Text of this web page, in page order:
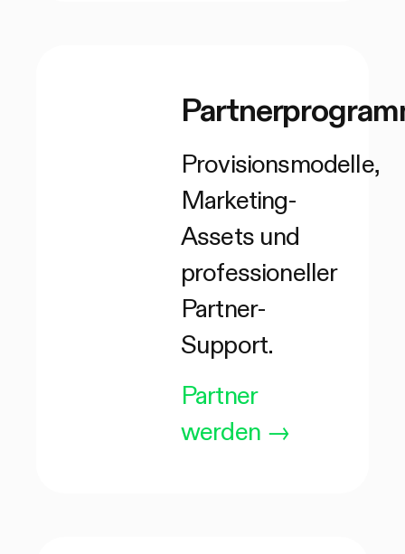
Provisionsmodelle,
Marketing-
Assets und
professioneller
Partner-
Support.
Partner
werden→